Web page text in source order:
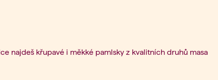
najdeš křupavé i měkké pamlsky z kvalitních druhů masa